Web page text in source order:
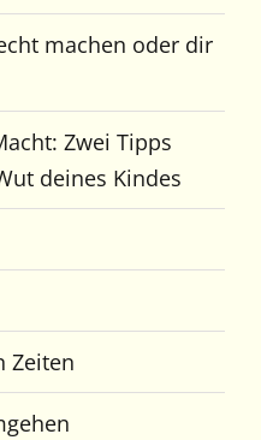
machen oder dir
Zwei Tipps
deines Kindes
Zeiten